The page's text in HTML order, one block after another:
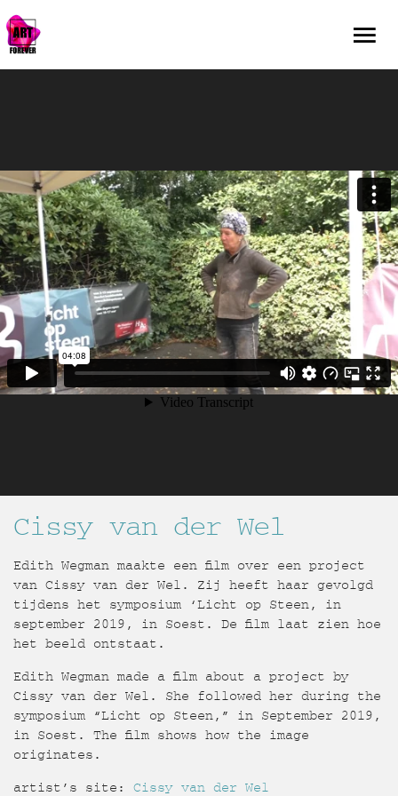
Cissy van der Wel
Edith Wegman maakte een film over een project
van Cissy van der Wel. Zij heeft haar gevolgd
tijdens het symposium ‘Licht op Steen, in
september 2019, in Soest. De film laat zien hoe
het beeld ontstaat.
Edith Wegman made a film about a project by
Cissy van der Wel. She followed her during the
symposium “Licht op Steen,” in September 2019,
in Soest. The film shows how the image
originates.
artist’s site: Cissy van der Wel